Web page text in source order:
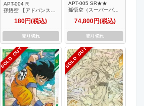
APT-004 R
孫悟空 【アドバンスパ
ック 40th Anniversary
Edition】
180円(税込)
売り切れ
APT-005 SR★★
孫悟空（スーパーパラ
レル） 【アドバンスパ
ック 40th Anniversary
74,800円(税込)
売り切れ
SOLD OUT SOLD OUT